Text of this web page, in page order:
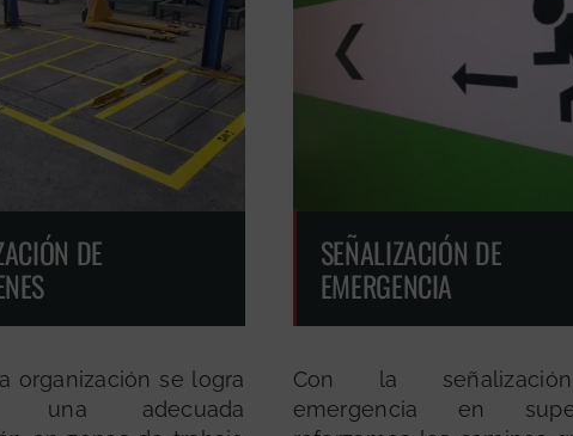
DE
organización se logra
una adecuada
SEÑALIZACIÓN DE
EMERGENCIA
Con la
emergencia en